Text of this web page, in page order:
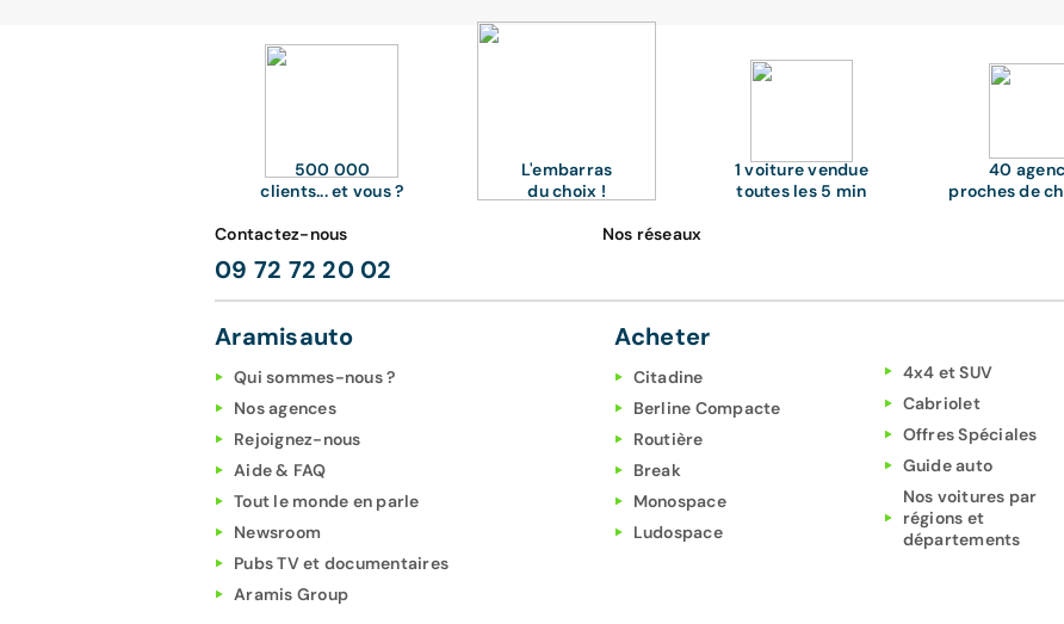
500 000
clients... et vous ?
L'embarras
du choix !
1 voiture vendue
toutes les 5 min
40
proches de
Contactez-nous
09 72 72 20 02
Nos réseaux
Aramisauto
Qui sommes-nous ?
Nos agences
Rejoignez-nous
Aide & FAQ
Tout le monde en parle
Newsroom
Pubs TV et documentaires
Aramis Group
Acheter
Citadine
Berline Compacte
Routière
Break
Monospace
Ludospace
4x4 et SUV
Cabriolet
Offres Spéciales
Guide auto
Nos voitures par
régions et
départements